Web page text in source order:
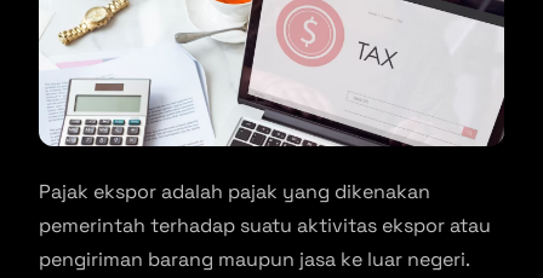
Pajak ekspor adalah pajak yang dikenakan
pemerintah terhadap suatu aktivitas ekspor atau
pengiriman barang maupun jasa ke luar negeri.